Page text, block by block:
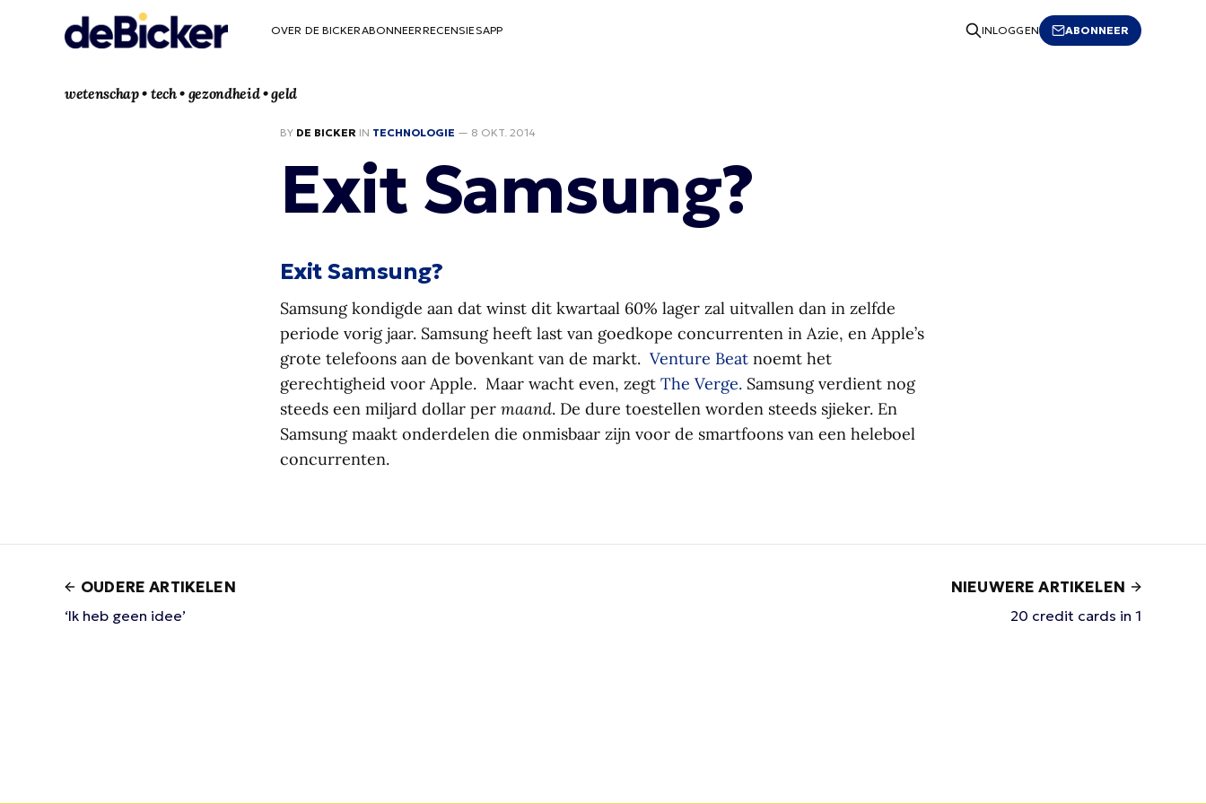
OVER DE BICKERABONNEERRECENSIESAPP INLOGGEN ABONNEER
wetenschap • tech • gezondheid • geld
BY DE BICKER IN TECHNOLOGIE — 8 OKT. 2014
Exit Samsung?
Exit Samsung?
Samsung kondigde aan dat winst dit kwartaal 60% lager zal uitvallen dan in zelfde
periode vorig jaar. Samsung heeft last van goedkope concurrenten in Azie, en Apple’s
grote telefoons aan de bovenkant van de markt. Venture Beat noemt het
gerechtigheid voor Apple. Maar wacht even, zegt The Verge. Samsung verdient nog
steeds een miljard dollar per maand. De dure toestellen worden steeds sjieker. En
Samsung maakt onderdelen die onmisbaar zijn voor de smartfoons van een heleboel
concurrenten.
OUDERE ARTIKELEN
‘Ik heb geen idee’
NIEUWERE ARTIKELEN
20 credit cards in 1